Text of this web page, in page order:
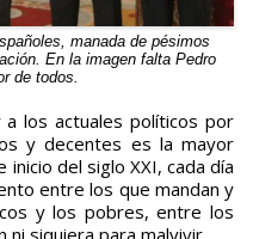
manada de pésimos
En la imagen falta Pedro
de todos.
y decentes es la mayor
inicio del siglo XXI, cada día
entre los que mandan y
y los pobres, entre los